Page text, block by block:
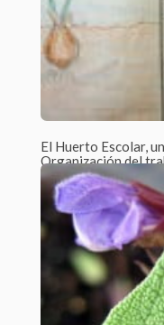
El Huerto Escolar,
Organización del
Por Rafa Fndz Amaya /
Como vimos en mi
por descubrir, las...